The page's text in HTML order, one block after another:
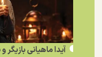
آیدا ماهیانی بازیگر